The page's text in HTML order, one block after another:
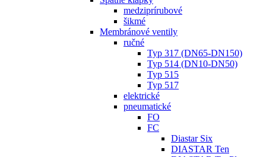
medziprírubové
šikmé
Membránové ventily
ručné
Typ 317 (DN65-DN150)
Typ 514 (DN10-DN50)
Typ 515
Typ 517
elektrické
pneumatické
FO
FC
Diastar Six
DIASTAR Ten